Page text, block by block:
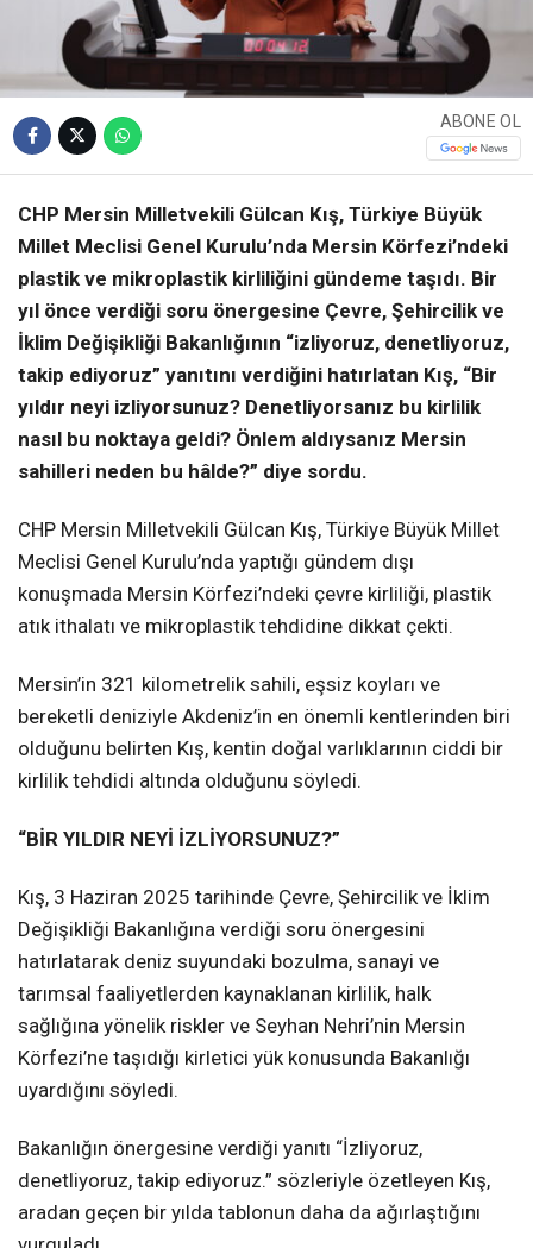
ABONE OL
CHP Mersin Milletvekili Gülcan Kış, Türkiye Büyük
Millet Meclisi Genel Kurulu’nda Mersin Körfezi’ndeki
plastik ve mikroplastik kirliliğini gündeme taşıdı. Bir
yıl önce verdiği soru önergesine Çevre, Şehircilik ve
İklim Değişikliği Bakanlığının “izliyoruz, denetliyoruz,
takip ediyoruz” yanıtını verdiğini hatırlatan Kış, “Bir
yıldır neyi izliyorsunuz? Denetliyorsanız bu kirlilik
nasıl bu noktaya geldi? Önlem aldıysanız Mersin
sahilleri neden bu hâlde?” diye sordu.
CHP Mersin Milletvekili Gülcan Kış, Türkiye Büyük Millet
Meclisi Genel Kurulu’nda yaptığı gündem dışı
konuşmada Mersin Körfezi’ndeki çevre kirliliği, plastik
atık ithalatı ve mikroplastik tehdidine dikkat çekti.
Mersin’in 321 kilometrelik sahili, eşsiz koyları ve
bereketli deniziyle Akdeniz’in en önemli kentlerinden biri
olduğunu belirten Kış, kentin doğal varlıklarının ciddi bir
kirlilik tehdidi altında olduğunu söyledi.
“BİR YILDIR NEYİ İZLİYORSUNUZ?”
Kış, 3 Haziran 2025 tarihinde Çevre, Şehircilik ve İklim
Değişikliği Bakanlığına verdiği soru önergesini
hatırlatarak deniz suyundaki bozulma, sanayi ve
tarımsal faaliyetlerden kaynaklanan kirlilik, halk
sağlığına yönelik riskler ve Seyhan Nehri’nin Mersin
Körfezi’ne taşıdığı kirletici yük konusunda Bakanlığı
uyardığını söyledi.
Bakanlığın önergesine verdiği yanıtı “İzliyoruz,
denetliyoruz, takip ediyoruz.” sözleriyle özetleyen Kış,
aradan geçen bir yılda tablonun daha da ağırlaştığını